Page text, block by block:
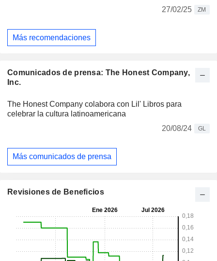
27/02/25
ZM
Más recomendaciones
Comunicados de prensa: The Honest Company,
Inc.
The Honest Company colabora con Lil' Libros para
celebrar la cultura latinoamericana
20/08/24
GL
Más comunicados de prensa
Revisiones de Beneficios